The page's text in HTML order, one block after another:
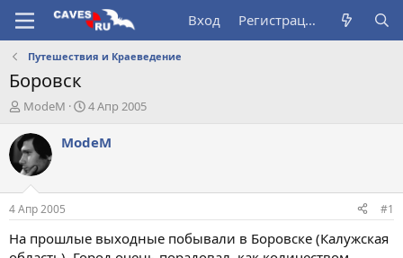
Вход Регистрация
Путешествия и Краеведение
Боровск
А
т
о
р
т
м
ы
ModeM
Д
т
а
л
4 Апр 2005
ModeM
4 Апр 2005 #1
На прошлые выходные побывали в Боровске (Калужская